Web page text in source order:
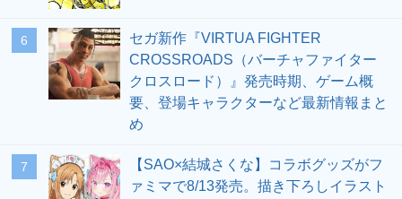
6
セガ新作『VIRTUA FIGHTER
CROSSROADS（バーチャファイター
クロスロード）』発売時期、ゲーム概
要、登場キャラクターなど最新情報まと
め
7
【SAO×結城さくな】コラボグッズがフ
ァミマで8/13発売。描き下ろしイラスト